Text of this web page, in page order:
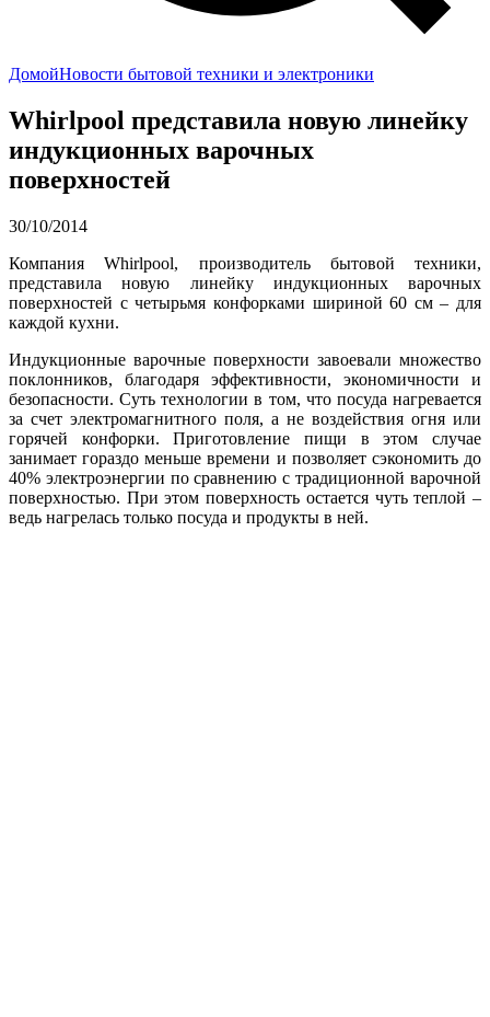
ДомойНовости бытовой техники и электроники
Whirlpool представила новую линейку
индукционных варочных
поверхностей
30/10/2014
Компания Whirlpool, производитель бытовой техники,
представила новую линейку индукционных варочных
поверхностей с четырьмя конфорками шириной 60 см – для
каждой кухни.
Индукционные варочные поверхности завоевали множество
поклонников, благодаря эффективности, экономичности и
безопасности. Суть технологии в том, что посуда нагревается
за счет электромагнитного поля, а не воздействия огня или
горячей конфорки. Приготовление пищи в этом случае
занимает гораздо меньше времени и позволяет сэкономить до
40% электроэнергии по сравнению с традиционной варочной
поверхностью. При этом поверхность остается чуть теплой –
ведь нагрелась только посуда и продукты в ней.